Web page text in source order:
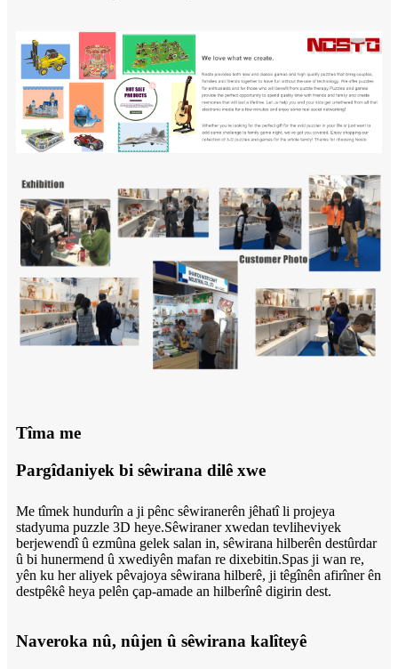
Tîma me
Pargîdaniyek bi sêwirana dilê xwe
Me tîmek hundurîn a ji pênc sêwiranerên jêhatî li projeya
stadyuma puzzle 3D heye.Sêwiraner xwedan tevliheviyek
berjewendî û ezmûna gelek salan in, sêwirana hilberên destûrdar
û bi hunermend û xwediyên mafan re dixebitin.Spas ji wan re,
yên ku her aliyek pêvajoya sêwirana hilberê, ji têgînên afirîner ên
destpêkê heya pelên çap-amade an hilberînê digirin dest.
Naveroka nû, nûjen û sêwirana kalîteyê